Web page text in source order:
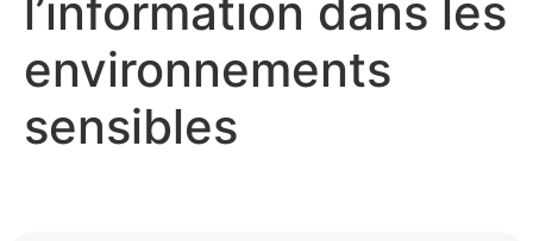
l’information dans les
environnements
sensibles